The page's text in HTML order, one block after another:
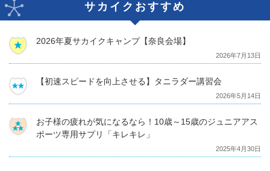
サカイクおすすめ
2026年夏サカイクキャンプ【奈良会場】
2026年7月13日
【初速スピードを向上させる】タニラダー講習会
2026年5月14日
お子様の疲れが気になるなら！10歳～15歳のジュニアアス
ポーツ専用サプリ「キレキレ」
2025年4月30日